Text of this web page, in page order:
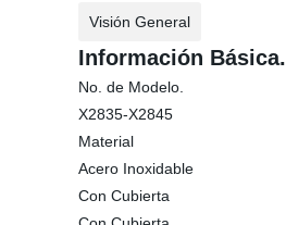
Visión General
Información Básica.
No. de Modelo.
X2835-X2845
Material
Acero Inoxidable
Con Cubierta